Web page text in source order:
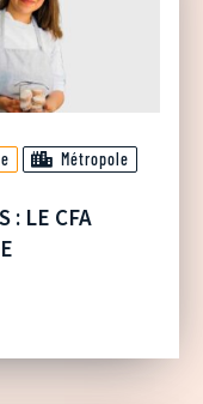
Métropole
: LE CFA